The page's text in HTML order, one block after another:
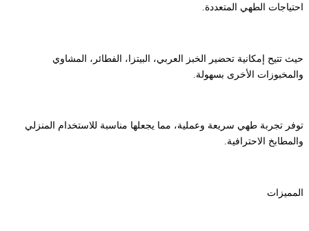
احتياجات الطهي المتعددة.
حيث تتيح إمكانية تحضير الخبز العربي، البيتزا، الفطائر، المشاوي
والمخبوزات الأخرى بسهولة.
توفر تجربة طهي سريعة وعملية، مما يجعلها مناسبة للاستخدام المنزلي
والمطابخ الاحترافية.
المميزات